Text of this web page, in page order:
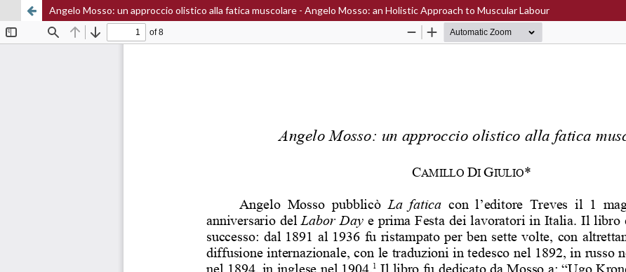
Angelo Mosso: un approccio olistico alla fatica muscolare - Angelo Mosso: an Holistic Approach to Muscular Labour